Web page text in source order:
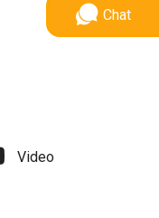
Chat
Video